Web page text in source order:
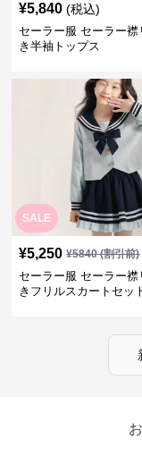
¥5,840 (税込)
セーラー服 セーラー襟
き半袖トップス
SALE
¥5,250 ¥5840(割引前)
セーラー服 セーラー襟
きフリルスカートセッ